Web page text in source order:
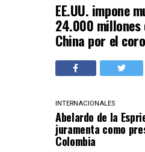
EE.UU. impone
24.000 millones
China por el
INTERNACIONALES
Abelardo de la
juramenta como
Colombia